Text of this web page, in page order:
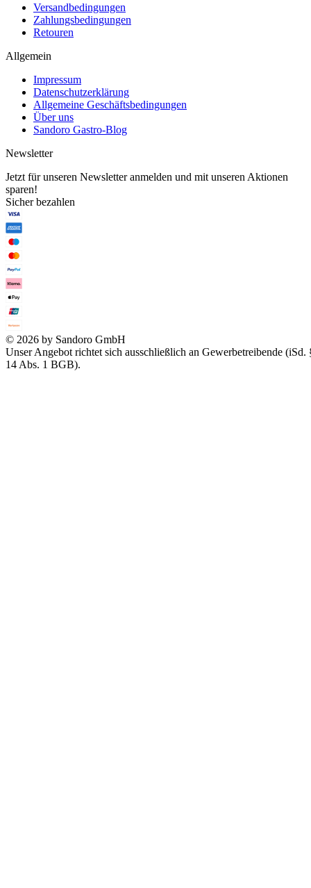
Versandbedingungen
Zahlungsbedingungen
Retouren
Allgemein
Impressum
Datenschutzerklärung
Allgemeine Geschäftsbedingungen
Über uns
Sandoro Gastro-Blog
Newsletter
Jetzt für unseren Newsletter anmelden und mit unseren Aktionen
sparen!
Sicher bezahlen
© 2026 by Sandoro GmbH
Unser Angebot richtet sich ausschließlich an Gewerbetreibende (iSd.
14 Abs. 1 BGB).